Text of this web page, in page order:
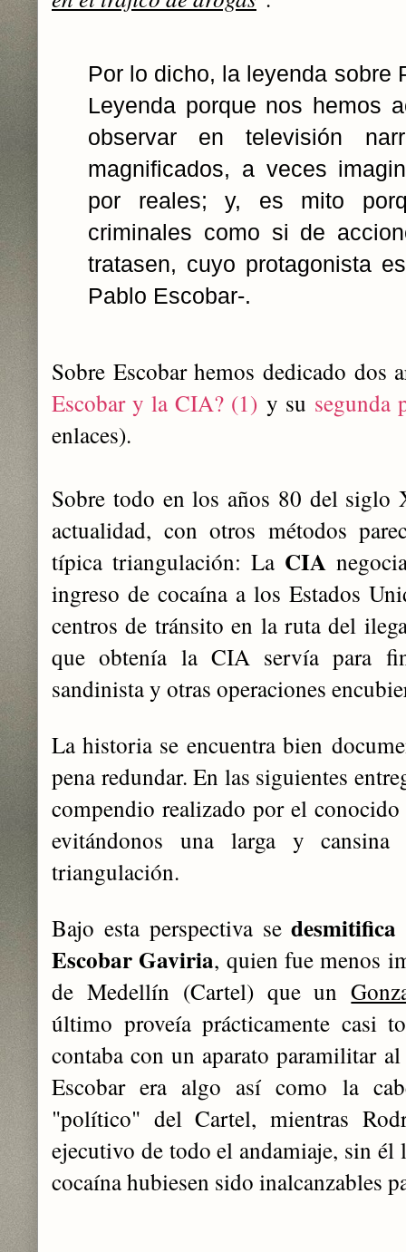
Por lo dicho, la leyenda sobre
Leyenda porque nos hemos
observar en televisión
magnificados, a veces
por reales; y, es mito
criminales como si de
tratasen, cuyo protagonista
Pablo Escobar-.
Sobre Escobar hemos dedicado
Escobar y la CIA? (1)y su segunda
enlaces).
Sobre todo en los años 80 del
actualidad, con otros métodos
típica triangulación: La CIA
ingreso de cocaína a los Estados
centros de tránsito en la ruta del
que obtenía la CIA servía para
sandinista y otras operaciones
La historia se encuentra bien
pena redundar. En las siguientes
compendio realizado por el
evitándonos una larga y cansina
triangulación.
Bajo esta perspectiva se
Escobar Gaviria, quien fue menos
de Medellín (Cartel) que un
último proveía prácticamente casi
contaba con un aparato paramilitar
Escobar era algo así como la
"político" del Cartel, mientras
ejecutivo de todo el andamiaje, sin
cocaína hubiesen sido inalcanzables